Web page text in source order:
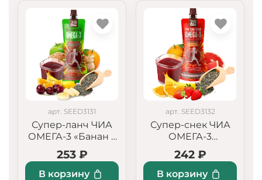
арт. SEED3131
Супер-ланч ЧИА
ОМЕГА-3 «Банан +
Вишня»
253 ₽
В корзину
арт. SEED3132
Супер-снек ЧИА
ОМЕГА-3
«Клубника +
Апельсин»
242 ₽
В корзину